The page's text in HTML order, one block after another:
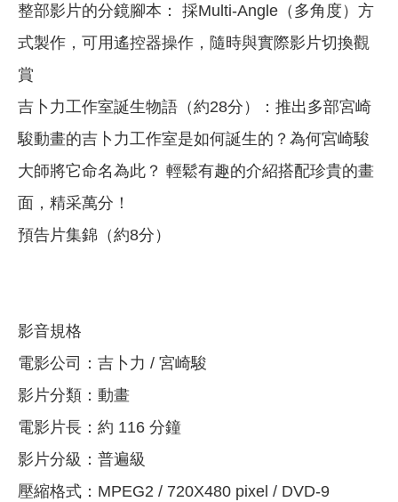
整部影片的分鏡腳本： 採Multi-Angle（多角度）方
式製作，可用遙控器操作，隨時與實際影片切換觀
賞
吉卜力工作室誕生物語（約28分）：推出多部宮崎
駿動畫的吉卜力工作室是如何誕生的？為何宮崎駿
大師將它命名為此？ 輕鬆有趣的介紹搭配珍貴的畫
面，精采萬分！
預告片集錦（約8分）
影音規格
電影公司：吉卜力 / 宮崎駿
影片分類：動畫
電影片長：約 116 分鐘
影片分級：普遍級
壓縮格式：MPEG2 / 720X480 pixel / DVD-9